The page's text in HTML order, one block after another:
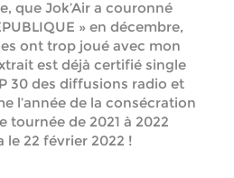
que Jok’Air a couronné
» en décembre,
ont trop joué avec mon
est déjà certifié single
30 des diffusions radio et
l’année de la consécration
tournée de 2021 à 2022
le 22 février 2022 !